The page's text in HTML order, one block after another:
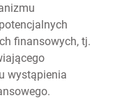
finansowych, tj.
wystąpienia